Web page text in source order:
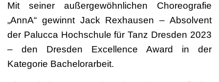
Mit seiner außergewöhnlichen Choreografie
„AnnA“ gewinnt Jack Rexhausen – Absolvent
der Palucca Hochschule für Tanz Dresden 2023
– den Dresden Excellence Award in der
Kategorie Bachelorarbeit.